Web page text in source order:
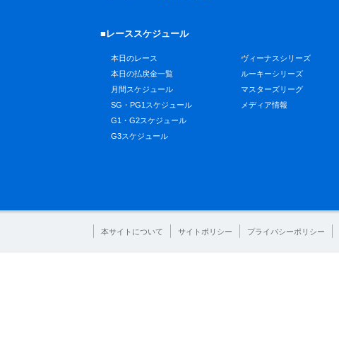
■レーススケジュール
本日のレース
本日の払戻金一覧
月間スケジュール
SG・PG1スケジュール
G1・G2スケジュール
G3スケジュール
ヴィーナスシリーズ
ルーキーシリーズ
マスターズリーグ
メディア情報
本サイトについて サイトポリシー プライバシーポリシー